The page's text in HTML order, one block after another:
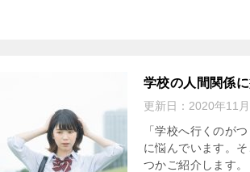
学校の人間関係
更新日： 2020年11
「学校へ行くのが
に悩んでいます。
つかご紹介します